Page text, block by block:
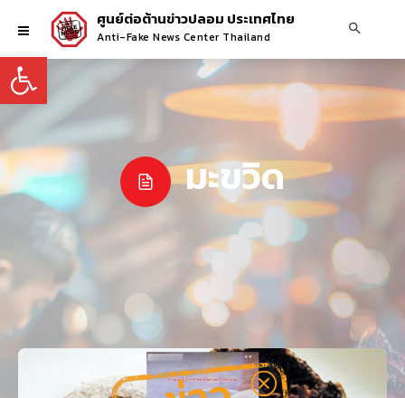
Open toolbar
ศูนย์ต่อต้านข่าวปลอม ประเทศไทย
Anti-Fake News Center Thailand
มะขวิด